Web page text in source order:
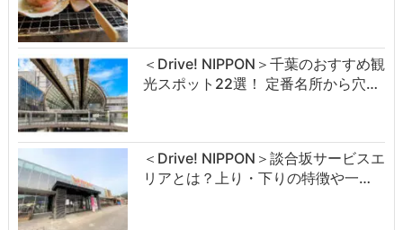
＜Drive! NIPPON＞千葉のおすすめ観
光スポット22選！ 定番名所から穴…
＜Drive! NIPPON＞談合坂サービスエ
リアとは？上り・下りの特徴や一…